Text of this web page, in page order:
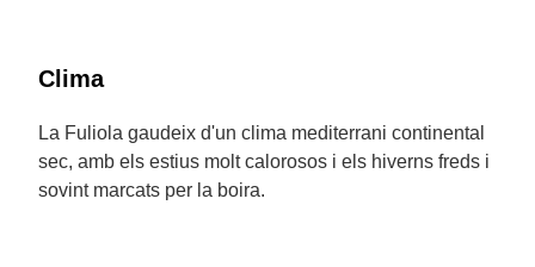
Clima
La Fuliola gaudeix d'un clima mediterrani continental
sec, amb els estius molt calorosos i els hiverns freds i
sovint marcats per la boira.